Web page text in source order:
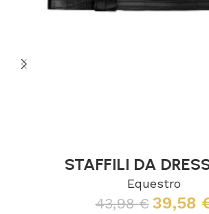
STAFFILI DA
Equestro
43,98€ 39,58